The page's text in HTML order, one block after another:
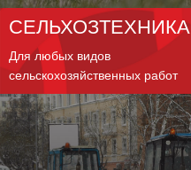
СЕЛЬХОЗТЕХНИКА
Для любых видов
сельскохозяйственных работ